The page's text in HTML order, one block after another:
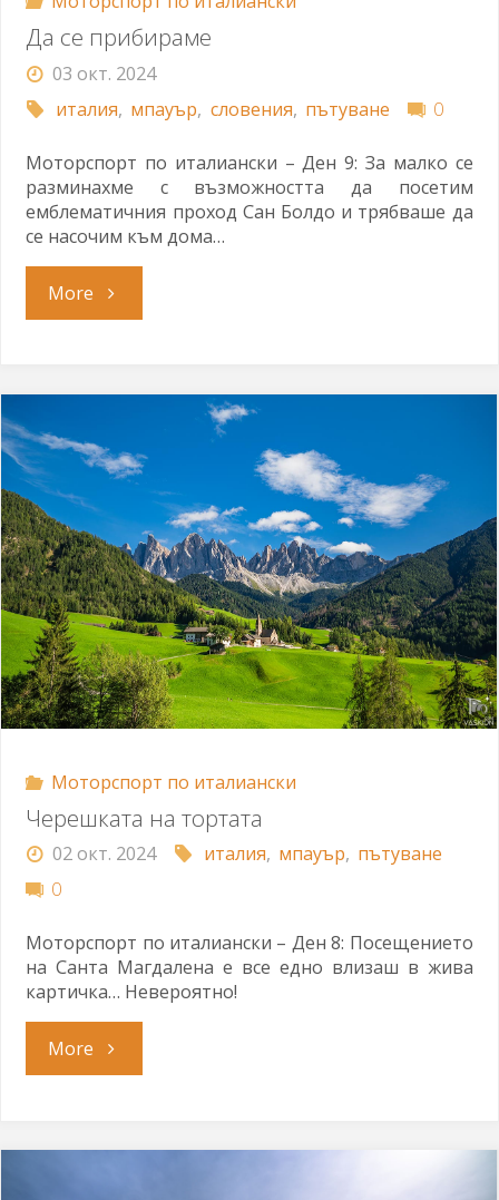
Да се прибираме
03 окт. 2024
италия, мпауър, словения, пътуване 0
Моторспорт по италиански – Ден 9: За малко се
разминахме с възможността да посетим
емблематичния проход Сан Болдо и трябваше да
се насочим към дома…
More"Да
прибираме"
Моторспорт по италиански
Черешката на тортата
02 окт. 2024 италия, мпауър, пътуване
0
Моторспорт по италиански – Ден 8: Посещението
на Санта Магдалена е все едно влизаш в жива
картичка… Невероятно!
More"Черешката
тортата"